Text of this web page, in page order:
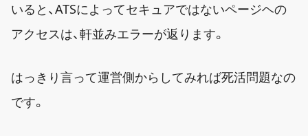
いると、ATSによってセキュアではないページヘの
アクセスは、軒並みエラーが返ります。
はっきり言って運営側からしてみれば死活問題なの
です。